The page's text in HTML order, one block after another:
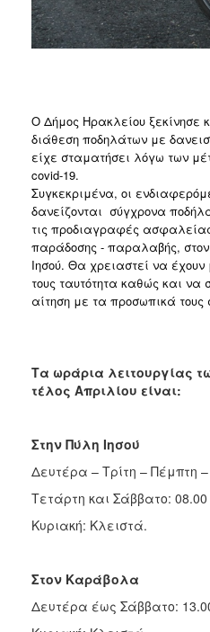
ΕΠΙΣΚΕΠΤΗΣ
Ο Δήμος Ηρακλείου ξεκίνησε
διάθεση ποδηλάτων με
είχε σταματήσει λόγω των
covid-19.
Συγκεκριμένα, οι
δανείζονται  σύγχρονα
τις προδιαγραφές
παράδοσης - παραλαβής,
Ιησού. Θα χρειαστεί να έχουν
τους ταυτότητα καθώς και να
αίτηση με τα προσωπικά τους
Τα ωράρια λειτουργίας
τέλος Απριλίου είναι:
Στην Πύλη Ιησού
Δευτέρα – Τρίτη – Πέμπτη
Τετάρτη και Σάββατο: 08.00
Κυριακή: Κλειστά.
Στον Καράβολα
Δευτέρα έως Σάββατο: